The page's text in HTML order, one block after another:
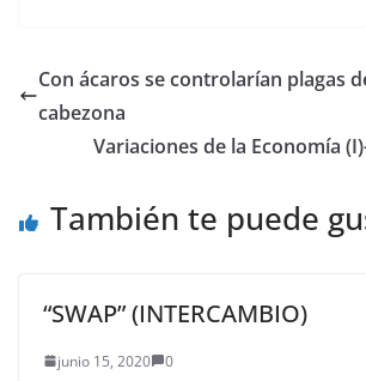
de Dau. Por supuesto
más responsables que
otros. Los alcaldes
Con ácaros se controlarían plagas
cabezona
Variaciones de la Economía
También te puede
“SWAP” (INTERCAMBIO)
junio 15, 2020 0